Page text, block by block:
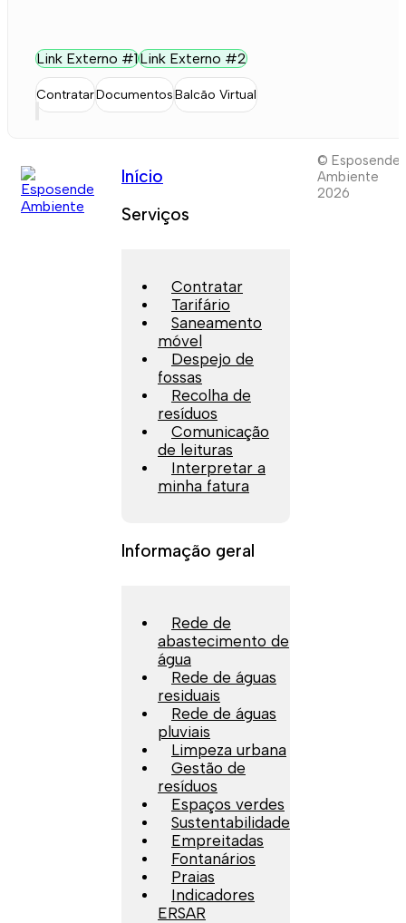
Link Externo #1Link Externo #2
ContratarDocumentosBalcão Virtual
Início
Serviços
Contratar
Tarifário
Saneamento
móvel
Despejo de
fossas
Recolha de
resíduos
Comunicação
de leituras
Interpretar a
minha fatura
Informação geral
Rede de
abastecimento de
água
Rede de águas
residuais
Rede de águas
pluviais
Limpeza urbana
Gestão de
resíduos
Espaços verdes
Sustentabilidade
Empreitadas
Fontanários
Praias
Indicadores
ERSAR
© Esposende
Ambiente
2026